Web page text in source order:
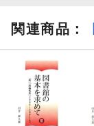
関連商品 ：